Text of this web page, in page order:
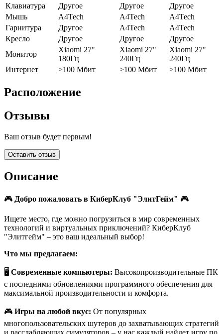
Клавиатура
Другое Другое
Другое
Мышь
A4Tech A4Tech
A4Tech
Гарнитура
Другое A4Tech
A4Tech
Кресло
Другое Другое
Другое
Монитор
Xiaomi 27"
180Гц
Xiaomi 27"
240Гц
Xiaomi 27"
240Гц
Интернет
>100 Мбит >100 Мбит >100 Мбит
Расположение
Отзывы
Ваш отзыв будет первым!
Оставить отзыв
Описание
🎮 Добро пожаловать в КиберКлуб "ЭлитГейм" 🎮
Ищете место, где можно погрузиться в мир современных
технологий и виртуальных приключений? КиберКлуб
"Элитгейм" – это ваш идеальный выбор!
Что мы предлагаем:
🖥 Современные компьютеры: Высокопроизводительные ПК
с последними обновлениями программного обеспечения для
максимальной производительности и комфорта.
🎮 Игры на любой вкус: От популярных
многопользовательских шутеров до захватывающих стратегий
и расслабляющих симуляторов – у нас каждый найдет игру по